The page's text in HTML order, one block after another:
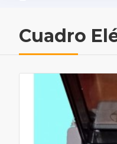
Cuadro